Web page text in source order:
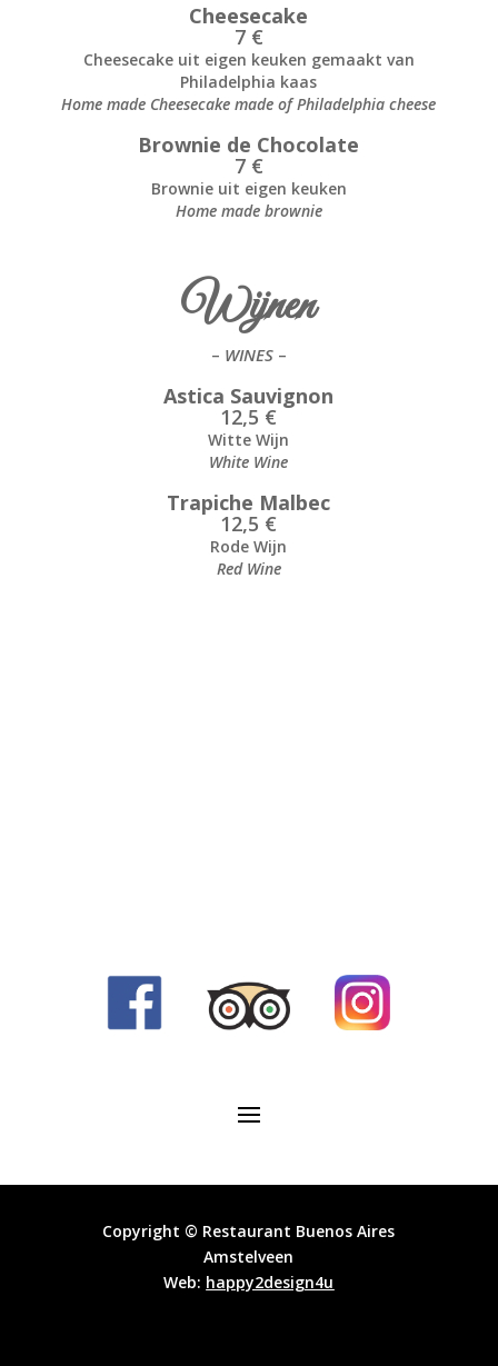
Cheesecake
7 €
Cheesecake uit eigen keuken gemaakt van
Philadelphia kaas
Home made Cheesecake made of Philadelphia cheese
Brownie de Chocolate
7 €
Brownie uit eigen keuken
Home made brownie
Wijnen
– WINES–
Astica Sauvignon
12,5 €
Witte Wijn
White Wine
Trapiche Malbec
12,5 €
Rode Wijn
Red Wine
Copyright © Restaurant Buenos Aires
Amstelveen
Web: happy2design4u